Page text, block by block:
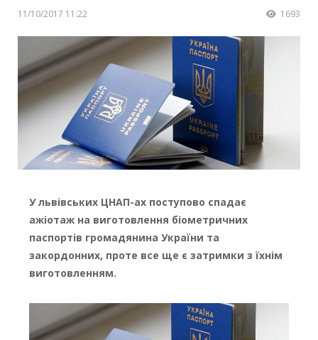
11/10/2017 11:22 1693
У львівських ЦНАП-ах поступово спадає
ажіотаж на виготовлення біометричних
паспортів громадянина України та
закордонних, проте все ще є затримки з їхнім
виготовленням.